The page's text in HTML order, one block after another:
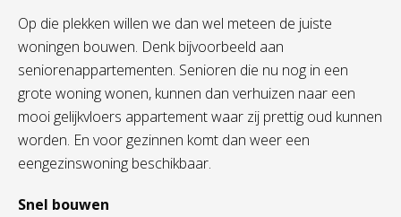
Op die plekken willen we dan wel meteen de juiste
woningen bouwen. Denk bijvoorbeeld aan
seniorenappartementen. Senioren die nu nog in een
grote woning wonen, kunnen dan verhuizen naar een
mooi gelijkvloers appartement waar zij prettig oud kunnen
worden. En voor gezinnen komt dan weer een
eengezinswoning beschikbaar.
Snel bouwen